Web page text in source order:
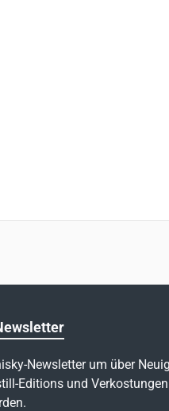
Newsletter um über
Editions und